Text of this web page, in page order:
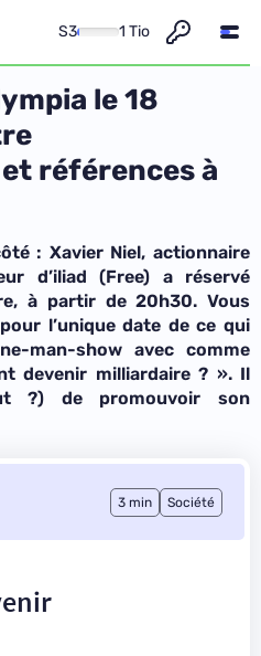
S3 1 Tio
le 18
références à
: Xavier Niel, actionnaire
d’iliad (Free) a réservé
à partir de 20h30. Vous
l’unique date de ce qui
man-show avec comme
devenir milliardaire ? ». Il
?) de promouvoir son
3 min Société